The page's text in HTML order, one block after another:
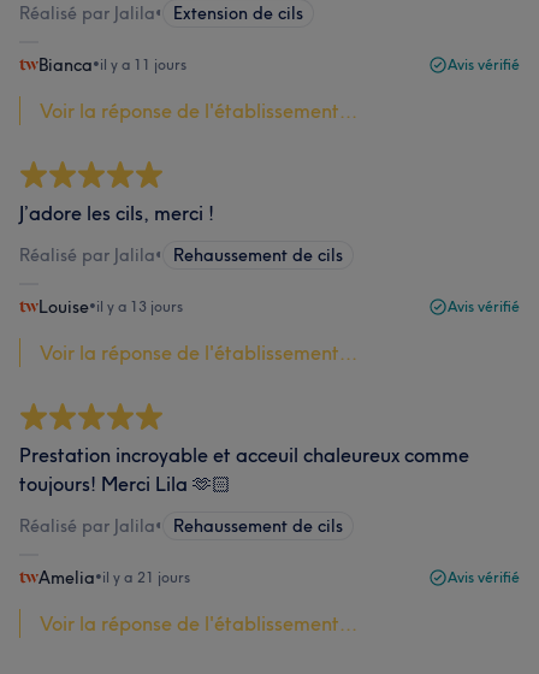
Réalisé par Jalila• Extension de cils
Bianca•il y a 11 jours Avis vérifié
Voir la réponse de l'établissement...
J’adore les cils, merci !
Réalisé par Jalila• Rehaussement de cils
Louise•il y a 13 jours Avis vérifié
Voir la réponse de l'établissement...
Prestation incroyable et acceuil chaleureux comme
toujours! Merci Lila 🫶🏻
Réalisé par Jalila• Rehaussement de cils
Amelia•il y a 21 jours Avis vérifié
Voir la réponse de l'établissement...